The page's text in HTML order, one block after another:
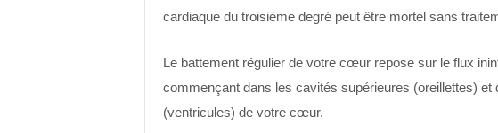
cardiaque du troisième degré peut être mortel sans
Le battement régulier de votre cœur repose sur le flux
commençant dans les cavités supérieures (oreillettes)
(ventricules) de votre cœur.